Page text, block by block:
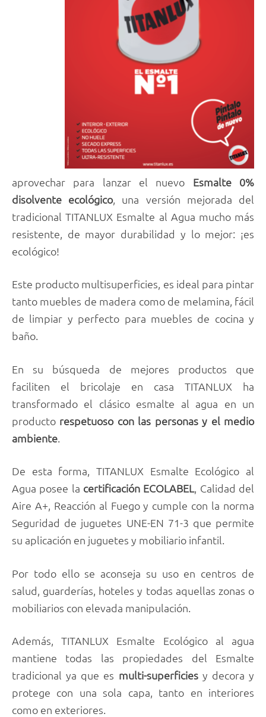
aprovechar para lanzar el nuevo Esmalte 0%
disolvente ecológico, una versión mejorada del
tradicional TITANLUX Esmalte al Agua mucho más
resistente, de mayor durabilidad y lo mejor: ¡es
ecológico!
Este producto multisuperficies, es ideal para pintar
tanto muebles de madera como de melamina, fácil
de limpiar y perfecto para muebles de cocina y
baño.
En su búsqueda de mejores productos que
faciliten el bricolaje en casa TITANLUX ha
transformado el clásico esmalte al agua en un
producto respetuoso con las personas y el medio
ambiente.
De esta forma, TITANLUX Esmalte Ecológico al
Agua posee la certificación ECOLABEL, Calidad del
Aire A+, Reacción al Fuego y cumple con la norma
Seguridad de juguetes UNE-EN 71-3 que permite
su aplicación en juguetes y mobiliario infantil.
Por todo ello se aconseja su uso en centros de
salud, guarderías, hoteles y todas aquellas zonas o
mobiliarios con elevada manipulación.
Además, TITANLUX Esmalte Ecológico al agua
mantiene todas las propiedades del Esmalte
tradicional ya que es multi-superficiesy decora y
protege con una sola capa, tanto en interiores
como en exteriores.